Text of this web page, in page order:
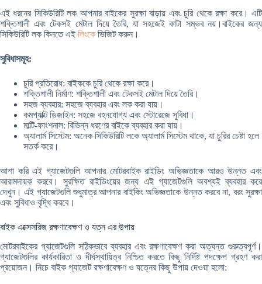
এই ধরনের সিকিউরিটি লক আপনার বাইকের সুরক্ষা বাড়ায় এবং চুরি থেকে রক্ষা করে। এটি
শক্তিশালী এবং টেকসই মেটাল দিয়ে তৈরি, যা সহজেই কাটা সম্ভব নয়।বাইকের জন্য
সিকিউরিটি লক কিনতে এই লিংকে ভিজিট করুন।
সুবিধাসমূহ:
চুরি প্রতিরোধ: বাইককে চুরি থেকে রক্ষা করে।
শক্তিশালী নির্মাণ: শক্তিশালী এবং টেকসই মেটাল দিয়ে তৈরি।
সহজ ব্যবহার: সহজে ব্যবহার এবং লক করা যায়।
কমপ্যাক্ট ডিজাইন: সহজে বহনযোগ্য এবং স্টোরেজে সুবিধা।
মাল্টি-ফাংশনাল: বিভিন্ন ধরণের বাইকে ব্যবহার করা যায়।
অ্যালার্ম সিস্টেম: অনেক সিকিউরিটি লকে অ্যালার্ম সিস্টেম থাকে, যা চুরির চেষ্টা হলে
সতর্ক করে।
আশা করি এই গ্যাজেটগুলি আপনার মোটরবাইক রাইডিং অভিজ্ঞতাকে আরও উন্নত এবং
আরামদায়ক করবে। সুরক্ষিত রাইডিংয়ের জন্য এই গ্যাজেটগুলি অবশ্যই ব্যবহার করে
দেখুন। এই গ্যাজেটগুলি শুধুমাত্র আপনার বাইকিং অভিজ্ঞতাকে উন্নত করবে না, বরং সুরক্ষা
এবং সুবিধাও বৃদ্ধি করবে।
বাইক এক্সেসরিজ রক্ষণাবেক্ষণ ও যত্ন এর উপায়
মোটরবাইকের গ্যাজেটগুলি সঠিকভাবে ব্যবহার এবং রক্ষণাবেক্ষণ করা অত্যন্ত গুরুত্বপূর্ণ।
গ্যাজেটগুলির কার্যকারিতা ও দীর্ঘস্থায়িত্ব নিশ্চিত করতে কিছু নির্দিষ্ট পদক্ষেপ গ্রহণ করা
প্রয়োজন। নিচে বাইক গ্যাজেট রক্ষণাবেক্ষণ ও যত্নের কিছু উপায় দেওয়া হলো: